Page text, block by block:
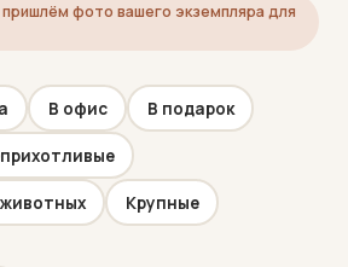
фото вашего экземпляра для
В офис В подарок
Крупные